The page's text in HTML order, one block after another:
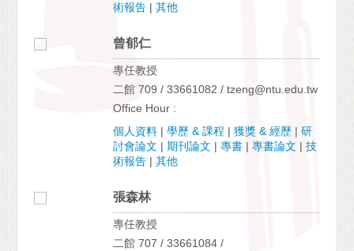
術報告 |其他
曾郁仁
專任教授
二館 709 / 33661082 / tzeng@ntu.edu.tw
Office Hour :
個人資料 |學歷 & 課程 |獲獎 & 經歷 |研
討會論文 |期刊論文 |專書 |專書論文 |技
術報告 |其他
張森林
專任教授
二館 707 / 33661084 /